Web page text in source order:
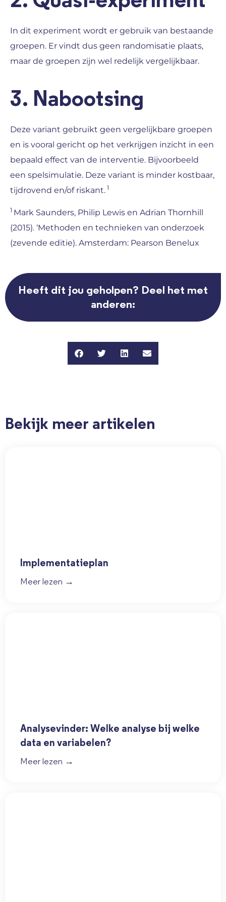
In dit experiment wordt er gebruik van bestaande
groepen. Er vindt dus geen randomisatie plaats,
maar de groepen zijn wel redelijk vergelijkbaar.
3. Nabootsing
Deze variant gebruikt geen vergelijkbare groepen
en is vooral gericht op het verkrijgen inzicht in een
bepaald effect van de interventie. Bijvoorbeeld
een spelsimulatie. Deze variant is minder kostbaar,
tijdrovend en/of riskant. 1
1 Mark Saunders, Philip Lewis en Adrian Thornhill
(2015). ‘Methoden en technieken van onderzoek
(zevende editie). Amsterdam: Pearson Benelux
Heeft dit jou geholpen? Deel het met
anderen:
Bekijk meer artikelen
Implementatieplan
Meer lezen →
Analysevinder: Welke analyse bij welke
data en variabelen?
Meer lezen →